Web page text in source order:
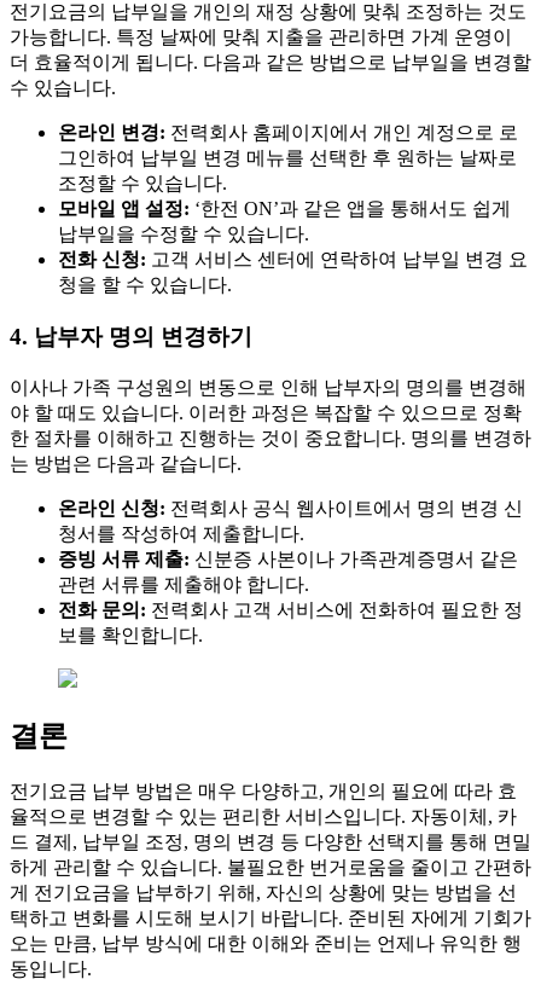
전기요금의 납부일을 개인의 재정 상황에 맞춰 조정하는 것도
가능합니다. 특정 날짜에 맞춰 지출을 관리하면 가계 운영이
더 효율적이게 됩니다. 다음과 같은 방법으로 납부일을 변경할
수 있습니다.
온라인 변경: 전력회사 홈페이지에서 개인 계정으로 로
그인하여 납부일 변경 메뉴를 선택한 후 원하는 날짜로
조정할 수 있습니다.
모바일 앱 설정: ‘한전 ON’과 같은 앱을 통해서도 쉽게
납부일을 수정할 수 있습니다.
전화 신청: 고객 서비스 센터에 연락하여 납부일 변경 요
청을 할 수 있습니다.
4. 납부자 명의 변경하기
이사나 가족 구성원의 변동으로 인해 납부자의 명의를 변경해
야 할 때도 있습니다. 이러한 과정은 복잡할 수 있으므로 정확
한 절차를 이해하고 진행하는 것이 중요합니다. 명의를 변경하
는 방법은 다음과 같습니다.
온라인 신청: 전력회사 공식 웹사이트에서 명의 변경 신
청서를 작성하여 제출합니다.
증빙 서류 제출: 신분증 사본이나 가족관계증명서 같은
관련 서류를 제출해야 합니다.
전화 문의: 전력회사 고객 서비스에 전화하여 필요한 정
보를 확인합니다.
결론
전기요금 납부 방법은 매우 다양하고, 개인의 필요에 따라 효
율적으로 변경할 수 있는 편리한 서비스입니다. 자동이체, 카
드 결제, 납부일 조정, 명의 변경 등 다양한 선택지를 통해 면밀
하게 관리할 수 있습니다. 불필요한 번거로움을 줄이고 간편하
게 전기요금을 납부하기 위해, 자신의 상황에 맞는 방법을 선
택하고 변화를 시도해 보시기 바랍니다. 준비된 자에게 기회가
오는 만큼, 납부 방식에 대한 이해와 준비는 언제나 유익한 행
동입니다.